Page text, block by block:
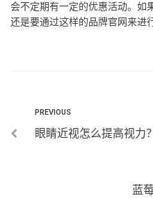
会不定期有一定的优惠活动。如
还是要通过这样的品牌官网来进
PREVIOUS
眼睛近视怎么提高视力
蓝